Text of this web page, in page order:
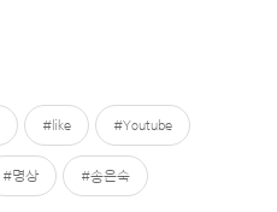
#like #Youtube
#명상 #송은숙